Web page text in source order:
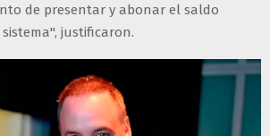
de presentar y abonar el saldo
justificaron.